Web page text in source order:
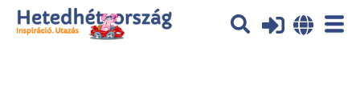
Az oldal sütiket (cookies) használ. További tájékoztatás itt:
Adatvédelmi tájékoztató